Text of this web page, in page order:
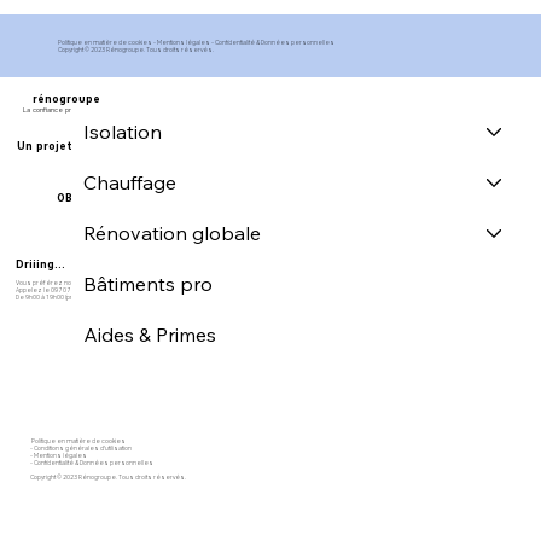
Politique en matière de cookies -Mentions légales -Confidentialité & Données personnelles
Copyright © 2023 Rénogroupe. Tous droits réservés.
Vous préférez nous joindre ? ​
Appelez le09 70 700 773
De 9h00 à 19h00 (prix d'un appel local)
Driiing...
OBTENIR UN DEVIS
Un projet ?
rénogroupe
La confiance prime
Isolation
Chauffage
Rénovation globale
Bâtiments pro
Aides & Primes
Politique en matière de cookies
-Conditions générales d'utilisation
-Mentions légales
-Confidentialité & Données personnelles
Copyright © 2023 Rénogroupe. Tous droits réservés.